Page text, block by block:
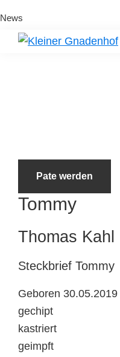
News
Pate werden
Tommy
Thomas
Steckbrief Tommy
Geboren 30.05.2019
gechipt
kastriert
geimpft